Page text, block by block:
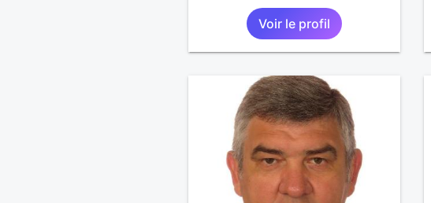
Voir le profil